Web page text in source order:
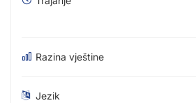
Razina vještine
Jezik